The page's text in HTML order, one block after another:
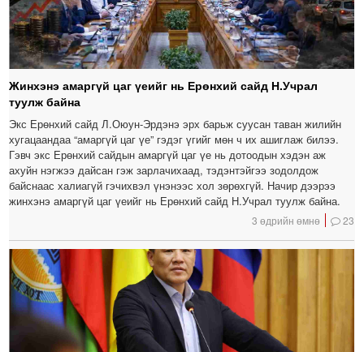
Жинхэнэ амаргүй цаг үеийг нь Ерөнхий сайд Н.Учрал
туулж байна
Экс Ерөнхий сайд Л.Оюун-Эрдэнэ эрх барьж суусан таван жилийн
хугацаандаа “амаргүй цаг үе” гэдэг үгийг мөн ч их ашиглаж билээ.
Гэвч экс Ерөнхий сайдын амаргүй цаг үе нь дотоодын хэдэн аж
ахуйн нэгжээ дайсан гэж зарлачихаад, тэдэнтэйгээ зодолдож
байснаас халиагүй гэчихвэл үнэнээс хол зөрөхгүй. Начир дээрээ
жинхэнэ амаргүй цаг үеийг нь Ерөнхий сайд Н.Учрал туулж байна.
3 өдрийн өмнө 23